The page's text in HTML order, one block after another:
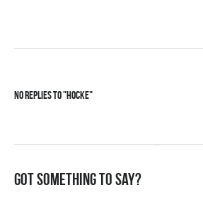
No Replies to "Hocke"
Got something to say?